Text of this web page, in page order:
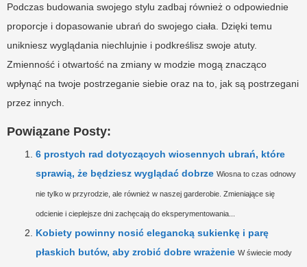
Podczas budowania swojego stylu zadbaj również o odpowiednie
proporcje i dopasowanie ubrań do swojego ciała. Dzięki temu
unikniesz wyglądania niechlujnie i podkreślisz swoje atuty.
Zmienność i otwartość na zmiany w modzie mogą znacząco
wpłynąć na twoje postrzeganie siebie oraz na to, jak są postrzegani
przez innych.
Powiązane Posty:
6 prostych rad dotyczących wiosennych ubrań, które
sprawią, że będziesz wyglądać dobrze Wiosna to czas odnowy
nie tylko w przyrodzie, ale również w naszej garderobie. Zmieniające się
odcienie i cieplejsze dni zachęcają do eksperymentowania...
Kobiety powinny nosić elegancką sukienkę i parę
płaskich butów, aby zrobić dobre wrażenie W świecie mody